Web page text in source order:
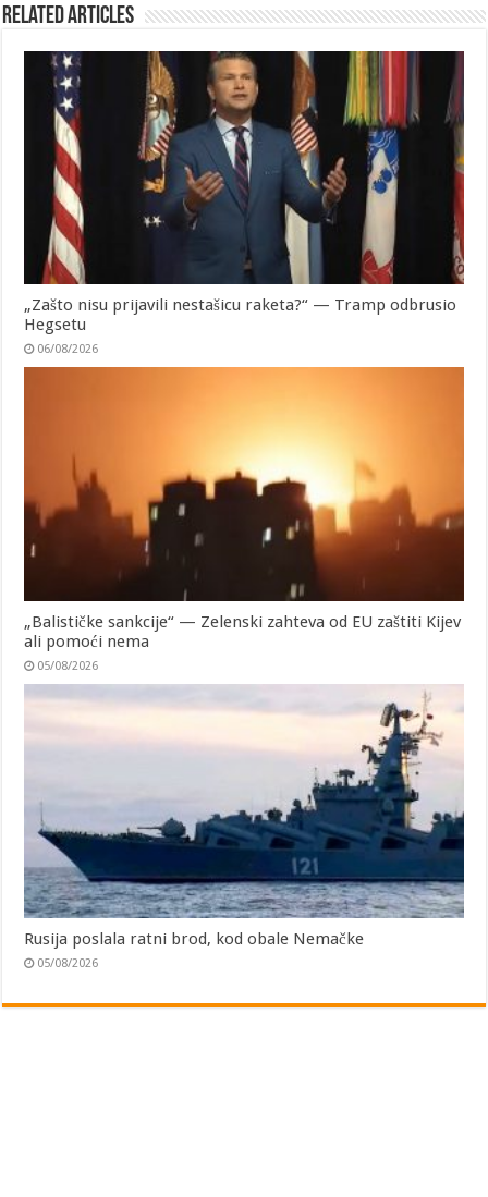
Related Articles
„Zašto nisu prijavili nestašicu raketa?“ — Tramp odbrusio
Hegsetu
06/08/2026
„Balističke sankcije“ — Zelenski zahteva od EU zaštiti Kijev
ali pomoći nema
05/08/2026
Rusija poslala ratni brod, kod obale Nemačke
05/08/2026